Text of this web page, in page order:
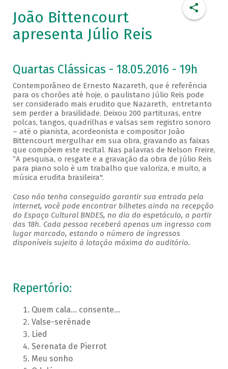
João Bittencourt
apresenta Júlio Reis
Quartas Clássicas - 18.05.2016 - 19h
Contemporâneo de Ernesto Nazareth, que é referência
para os chorões até hoje, o paulistano Júlio Reis pode
ser considerado mais erudito que Nazareth, entretanto
sem perder a brasilidade. Deixou 200 partituras, entre
polcas, tangos, quadrilhas e valsas sem registro sonoro
– até o pianista, acordeonista e compositor João
Bittencourt mergulhar em sua obra, gravando as faixas
que compõem este recital. Nas palavras de Nelson Freire,
“A pesquisa, o resgate e a gravação da obra de Júlio Reis
para piano solo é um trabalho que valoriza, e muito, a
música erudita brasileira".
Caso não tenha conseguido garantir sua entrada pela
internet, você pode encontrar bilhetes ainda na recepção
do Espaço Cultural BNDES, no dia do espetáculo, a partir
das 18h. Cada pessoa receberá apenas um ingresso com
lugar marcado, estando o número de ingressos
disponíveis sujeito à lotação máxima do auditório.
Repertório:
Quem cala... consente...
Valse-serénade
Lied
Serenata de Pierrot
Meu sonho